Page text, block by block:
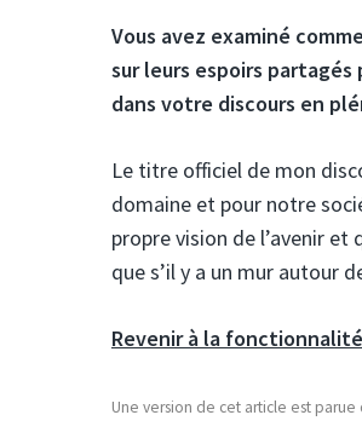
Vous avez examiné
sur leurs espoirs
dans votre discours en
Le titre officiel de mon
domaine et pour notre
propre vision de l’avenir
que s’il y a un mur autour
Revenir à la
Une version de cet article est